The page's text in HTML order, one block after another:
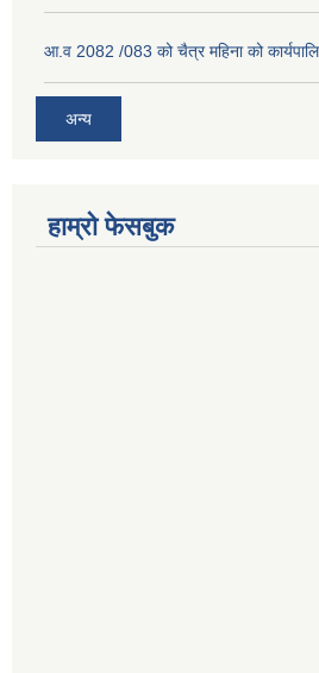
आ.व 2082 /083 को चैत्र महिना को
अन्य
हाम्रो फेसबुक